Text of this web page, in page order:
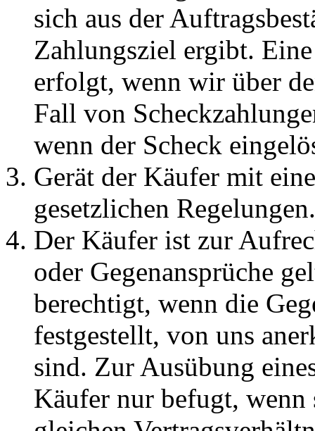
sich aus der
Zahlungsziel ergibt.
erfolgt, wenn wir über
Fall von
wenn der Scheck
Gerät der Käufer mit
gesetzlichen Regelungen.
Der Käufer ist zur
oder Gegenansprüche
berechtigt, wenn die
festgestellt, von uns
sind. Zur Ausübung
Käufer nur befugt, wenn